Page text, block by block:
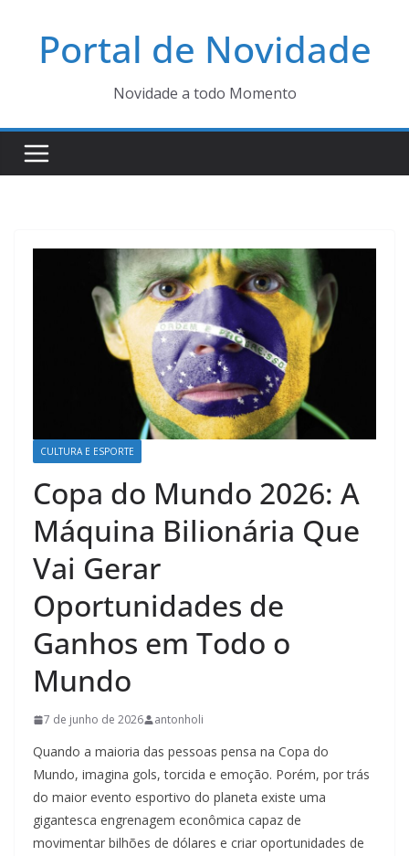
Portal de Novidade
Novidade a todo Momento
CULTURA E ESPORTE
Copa do Mundo 2026: A
Máquina Bilionária Que
Vai Gerar
Oportunidades de
Ganhos em Todo o
Mundo
7 de junho de 2026 antonholi
Quando a maioria das pessoas pensa na Copa do
Mundo, imagina gols, torcida e emoção. Porém, por trás
do maior evento esportivo do planeta existe uma
gigantesca engrenagem econômica capaz de
movimentar bilhões de dólares e criar oportunidades de